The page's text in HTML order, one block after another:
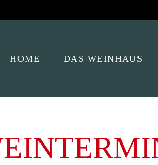
HOME DAS WEINHAUS
SPEISEKARTE
WEINPROBEN